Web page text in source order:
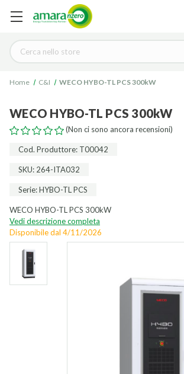
Cerca
Home C&I WECO HYBO-TL PCS 300kW
WECO HYBO-TL PCS 300kW
(Non ci sono ancora recensioni)
Cod. Produttore: T00042
SKU: 264-ITA032
Serie: HYBO-TL PCS
WECO HYBO-TL PCS 300kW
Vedi descrizione completa
Disponibile dal 4/11/2026